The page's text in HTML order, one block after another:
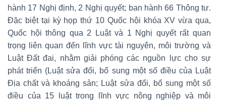
hành 17 Nghị định, 2 Nghị quyết; ban hành 66 Thông tư.
Đặc biệt tại kỳ họp thứ 10 Quốc hội khóa XV vừa qua,
Quốc hội thông qua 2 Luật và 1 Nghị quyết rất quan
trọng liên quan đến lĩnh vực tài nguyên, môi trường và
Luật Đất đai, nhằm giải phóng các nguồn lực cho sự
phát triển (Luật sửa đổi, bổ sung một số điều của Luật
Địa chất và khoáng sản; Luật sửa đổi, bổ sung một số
điều của 15 luật trong lĩnh vực nông nghiệp và môi